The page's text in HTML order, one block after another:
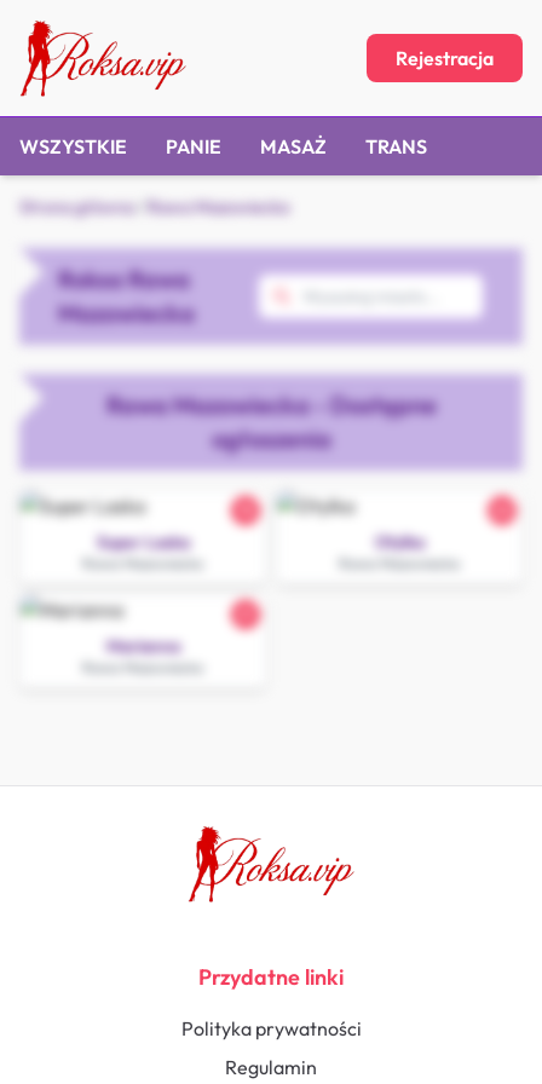
Rejestracja
WSZYSTKIE PANIE MASAŻ TRANS
Strona główna Rawa Mazowiecka
Roksa Rawa
Mazowiecka
Rawa Mazowiecka - Dostępne
ogłoszenia
Super Laska Otylka
Marianna
Przydatne linki
Polityka prywatności
Regulamin